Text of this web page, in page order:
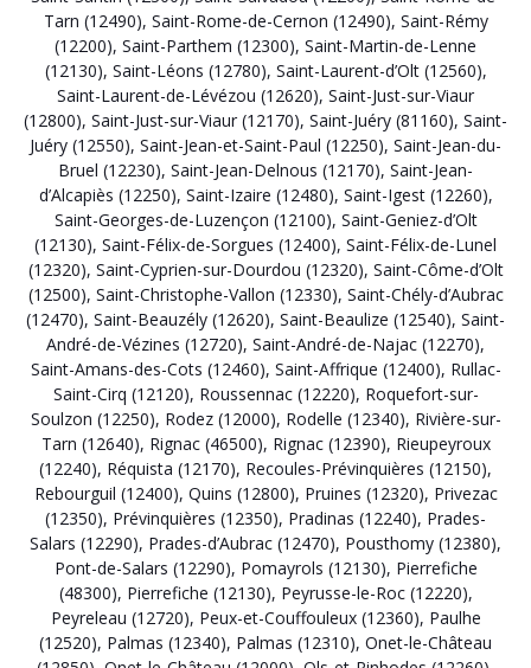
Tarn (12490), Saint-Rome-de-Cernon (12490), Saint-Rémy
(12200), Saint-Parthem (12300), Saint-Martin-de-Lenne
(12130), Saint-Léons (12780), Saint-Laurent-d’Olt (12560),
Saint-Laurent-de-Lévézou (12620), Saint-Just-sur-Viaur
(12800), Saint-Just-sur-Viaur (12170), Saint-Juéry (81160), Saint-
Juéry (12550), Saint-Jean-et-Saint-Paul (12250), Saint-Jean-du-
Bruel (12230), Saint-Jean-Delnous (12170), Saint-Jean-
d’Alcapiès (12250), Saint-Izaire (12480), Saint-Igest (12260),
Saint-Georges-de-Luzençon (12100), Saint-Geniez-d’Olt
(12130), Saint-Félix-de-Sorgues (12400), Saint-Félix-de-Lunel
(12320), Saint-Cyprien-sur-Dourdou (12320), Saint-Côme-d’Olt
(12500), Saint-Christophe-Vallon (12330), Saint-Chély-d’Aubrac
(12470), Saint-Beauzély (12620), Saint-Beaulize (12540), Saint-
André-de-Vézines (12720), Saint-André-de-Najac (12270),
Saint-Amans-des-Cots (12460), Saint-Affrique (12400), Rullac-
Saint-Cirq (12120), Roussennac (12220), Roquefort-sur-
Soulzon (12250), Rodez (12000), Rodelle (12340), Rivière-sur-
Tarn (12640), Rignac (46500), Rignac (12390), Rieupeyroux
(12240), Réquista (12170), Recoules-Prévinquières (12150),
Rebourguil (12400), Quins (12800), Pruines (12320), Privezac
(12350), Prévinquières (12350), Pradinas (12240), Prades-
Salars (12290), Prades-d’Aubrac (12470), Pousthomy (12380),
Pont-de-Salars (12290), Pomayrols (12130), Pierrefiche
(48300), Pierrefiche (12130), Peyrusse-le-Roc (12220),
Peyreleau (12720), Peux-et-Couffouleux (12360), Paulhe
(12520), Palmas (12340), Palmas (12310), Onet-le-Château